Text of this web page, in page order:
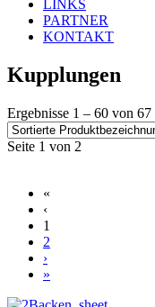
LINKS
PARTNER
KONTAKT
Kupplungen
Ergebnisse 1 – 60 von 67
Seite 1 von 2
«
‹
1
2
›
»